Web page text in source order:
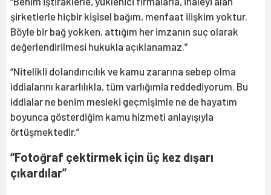
şirketlerle hiçbir kişisel bağım, menfaat ilişkim yoktur.
Böyle bir bağ yokken, attığım her imzanın suç olarak
değerlendirilmesi hukukla açıklanamaz.”
“Nitelikli dolandırıcılık ve kamu zararına sebep olma
iddialarını kararlılıkla, tüm varlığımla reddediyorum. Bu
iddialar ne benim mesleki geçmişimle ne de hayatım
boyunca gösterdiğim kamu hizmeti anlayışıyla
örtüşmektedir.”
“Fotoğraf çektirmek için üç kez dışarı
çıkardılar”